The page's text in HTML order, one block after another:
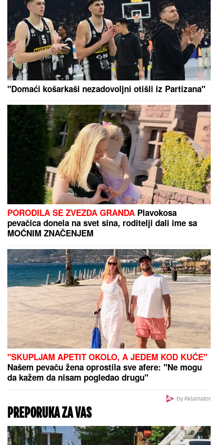
DRUGI DEO DANA DONOSI
PROMENU VREMENA:Meteoalarm
uključen za celu Srbiju, ovi delovi će
biti prvi na udaru pljuskova i
grmljavine
OBA TIMA DAJU GOL:Evo današnjih predloga za
igru "GG"
Lepa Lukić prima tri penzije, od cifre
će vam se zavrteti u glavi: "Mogu da
trošim 1 penziju nedeljno"
"Domaći košarkaši nezadovoljni otišli iz Partizana"